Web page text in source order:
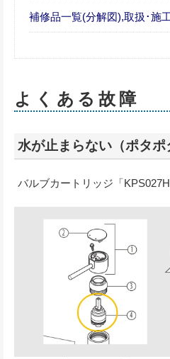
補修品一覧(分解図),取扱･施
よくある故障
水が止まらない（ポタポ
バルブカートリッジ「